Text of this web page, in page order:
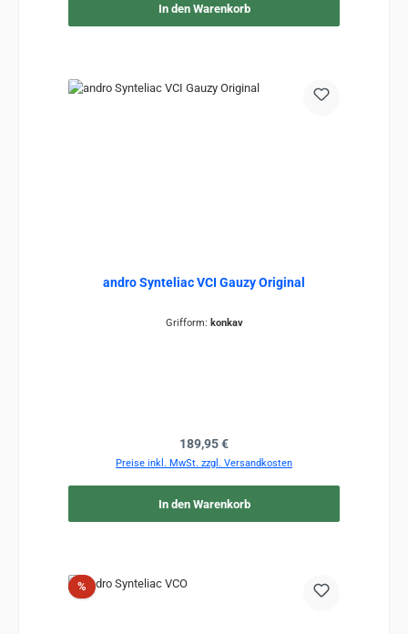
In den Warenkorb
andro Synteliac VCI Gauzy Original
Grifform: konkav
Regulärer Preis:
189,95 €
Preise inkl. MwSt. zzgl. Versandkosten
In den Warenkorb
%Rabatt